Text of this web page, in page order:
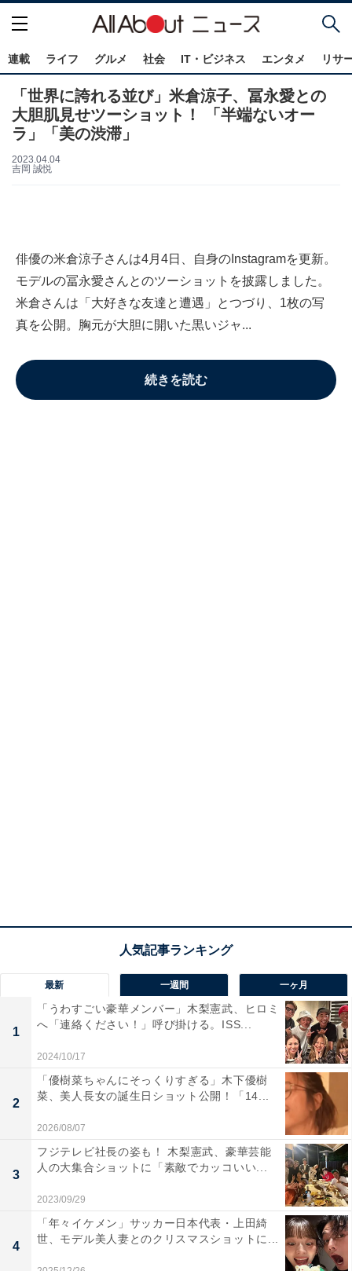
連載 ライフ グルメ 社会 IT・ビジネス エンタメ リサ
「世界に誇れる並び」米倉涼子、冨永愛との
大胆肌見せツーショット！ 「半端ないオー
ラ」「美の渋滞」
2023.04.04
吉岡 誠悦
俳優の米倉涼子さんは4月4日、自身のInstagramを更新。
モデルの冨永愛さんとのツーショットを披露しました。
米倉さんは「大好きな友達と遭遇」とつづり、1枚の写
真を公開。胸元が大胆に開いた黒いジャ...
続きを読む
最新 一週間 一ヶ月
1
「うわすごい豪華メンバー」木梨憲武、ヒロミ
へ「連絡ください！」呼び掛ける。ISS...
2024/10/17
2
「優樹菜ちゃんにそっくりすぎる」木下優樹
菜、美人長女の誕生日ショット公開！「14...
2026/08/07
3
フジテレビ社長の姿も！ 木梨憲武、豪華芸能
人の大集合ショットに「素敵でカッコいい...
2023/09/29
4
「年々イケメン」サッカー日本代表・上田綺
世、モデル美人妻とのクリスマスショットに...